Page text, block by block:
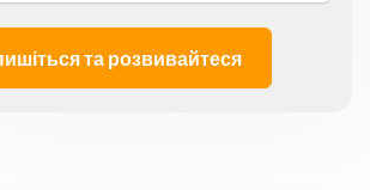
та розвивайтеся